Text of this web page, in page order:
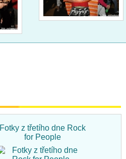
Fotky z třetího dne Rock
for People